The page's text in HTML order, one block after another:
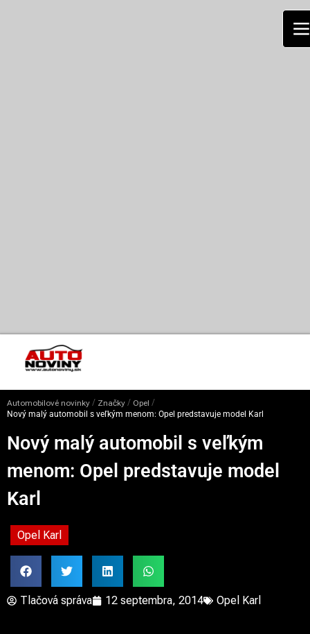
Automobilové novinky / Značky / Opel /
Nový malý automobil s veľkým menom: Opel predstavuje model Karl
Nový malý automobil s veľkým
menom: Opel predstavuje model
Karl
Opel Karl
Tlačová správa 12 septembra, 2014 Opel Karl